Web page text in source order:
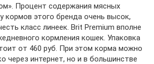
Процент содержания мясных
кормов этого бренда очень высок,
класс линеек. Brit Premium вполне
кормления кошек. Упаковка
от 460 руб. При этом корма можно
через интернет, но и в большинстве